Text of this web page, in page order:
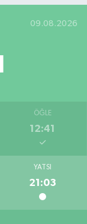
09.08.2026
ÖĞLE
12:41
YATSI
21:03